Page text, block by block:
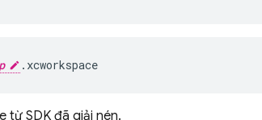
.xcworkspace
từ SDK đã giải nén.